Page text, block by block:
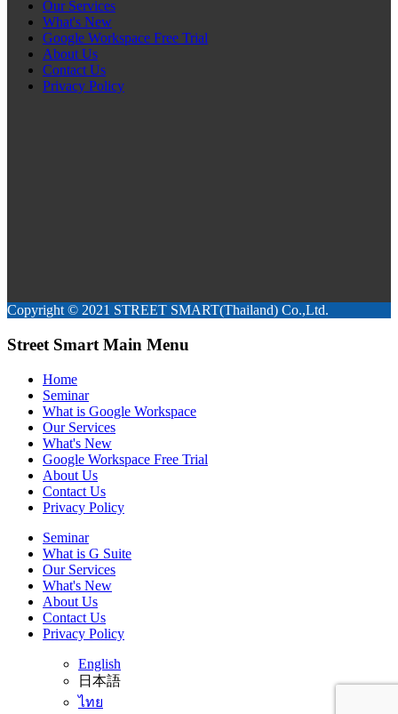
Our Services
What's New
Google Workspace Free Trial
About Us
Contact Us
Privacy Policy
Copyright © 2021 STREET SMART(Thailand) Co.,Ltd.
Street Smart Main Menu
Home
Seminar
What is Google Workspace
Our Services
What's New
Google Workspace Free Trial
About Us
Contact Us
Privacy Policy
Seminar
What is G Suite
Our Services
What's New
About Us
Contact Us
Privacy Policy
English
日本語
ไทย